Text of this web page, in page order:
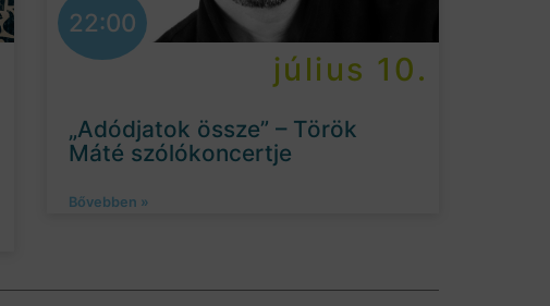
22:00
július 10.
„Adódjatok össze” – Török
Máté szólókoncertje
Bővebben »